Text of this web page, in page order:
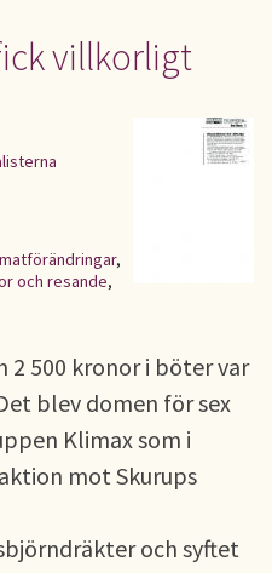
villkorligt
,
och resande,
2 500 kronor i böter var
blev domen för sex
Klimax som i
mot Skurups
och syftet